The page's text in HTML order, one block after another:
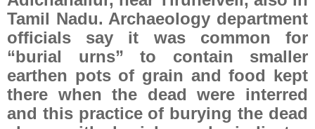
Tamil Nadu. Archaeology department
officials say it was common for
“burial urns” to contain smaller
earthen pots of grain and food kept
there when the dead were interred
and this practice of burying the dead